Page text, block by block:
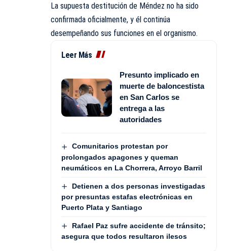
La supuesta destitución de Méndez no ha sido
confirmada oficialmente, y él continúa
desempeñando sus funciones en el organismo.
Leer Más
Presunto implicado en
muerte de baloncestista
en San Carlos se
entrega a las
autoridades
Comunitarios protestan por
prolongados apagones y queman
neumáticos en La Chorrera, Arroyo Barril
Detienen a dos personas investigadas
por presuntas estafas electrónicas en
Puerto Plata y Santiago
Rafael Paz sufre accidente de tránsito;
asegura que todos resultaron ilesos